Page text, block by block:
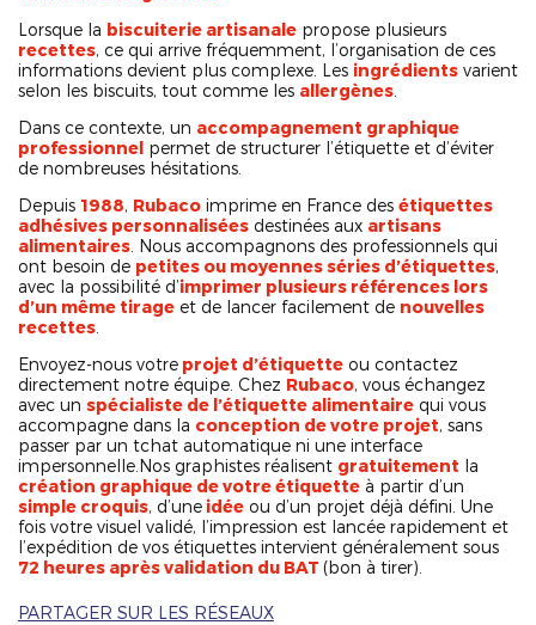
Lorsque la biscuiterie artisanale propose plusieurs
recettes, ce qui arrive fréquemment, l’organisation de ces
informations devient plus complexe. Les ingrédients varient
selon les biscuits, tout comme les allergènes
Dans ce contexte, un accompagnement graphique
professionnel permet de structurer l’étiquette et d’éviter
de nombreuses hésitations.
Depuis 1988, Rubaco imprime en France des étiquettes
adhésives personnalisées destinées aux artisans
alimentaires . Nous accompagnons des professionnels qui
ont besoin de petites ou moyennes séries d’étiquettes,
avec la possibilité d’imprimer plusieurs références lors
d’un même tirage et de lancer facilement de nouvelles
recettes
Envoyez-nous votre projet d’étiquette ou contactez
directement notre équipe. Chez Rubaco, vous échangez
avec un spécialiste de l’étiquette alimentaire qui vous
accompagne dans la conception de votre projet, sans
passer par un tchat automatique ni une interface
impersonnelle.Nos graphistes réalisent gratuitement la
création graphique de votre étiquette à partir d’un
simple croquis, d’une idée ou d’un projet déjà défini. Une
fois votre visuel validé, l’impression est lancée rapidement et
l’expédition de vos étiquettes intervient généralement sous
72 heures après validation du BAT (bon à tirer).
PARTAGER SUR LES RÉSEAUX